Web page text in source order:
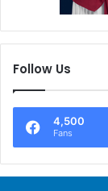
Follow Us
4,500
Fans